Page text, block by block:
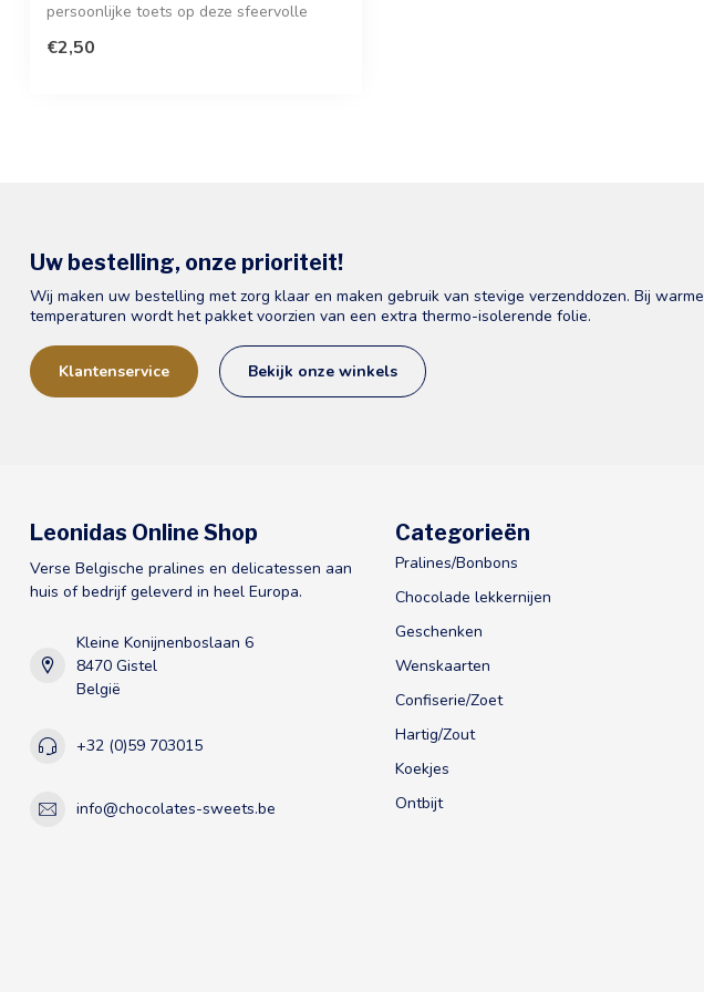
persoonlijke toets op deze sfeervolle
€2,50
Uw bestelling, onze prioriteit!
Wij maken uw bestelling met zorg klaar en maken gebruik van stevige verzenddozen. Bij warme
temperaturen wordt het pakket voorzien van een extra thermo-isolerende folie.
Klantenservice Bekijk onze winkels
Leonidas Online Shop
Verse Belgische pralines en delicatessen aan
huis of bedrijf geleverd in heel Europa.
Kleine Konijnenboslaan 6
8470 Gistel
België
+32 (0)59 703015
info@chocolates-sweets.be
Categorieën
Pralines/Bonbons
Chocolade lekkernijen
Geschenken
Wenskaarten
Confiserie/Zoet
Hartig/Zout
Koekjes
Ontbijt